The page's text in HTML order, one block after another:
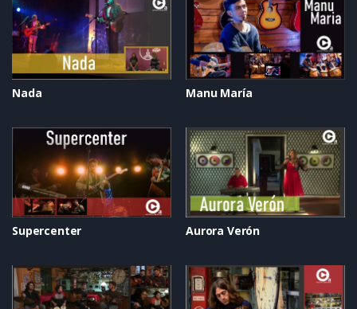
Nada Manu María
Supercenter Aurora Verón